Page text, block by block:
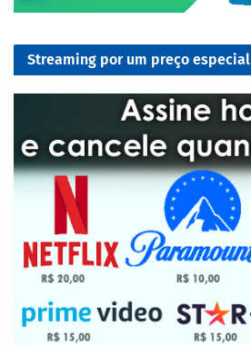
Streaming por um preço especial